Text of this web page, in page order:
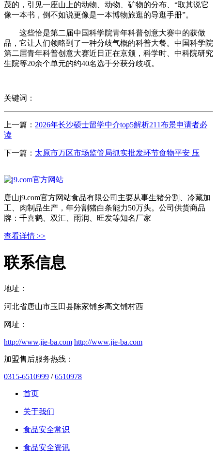
茂的，引见一座山上的动物、动物、矿物的分布、“取其说它
像一本书，倒不如说更像是一本博物旅逛的导逛手册”。
这些恰是第二届中国科学院青年科普创意大赛中的获做
品，它让人们领略到了一种分歧气概的科普大餐。中国科学院
第二届青年科普创意大赛近日正在京颁，科学时、中科院研究
生院等20余个单元的约40名选手分获分歧项。
关键词：
上一篇： 2026年长沙硕士留学中介top5解析211布景申请者必
读
下一篇： 太原市万区市场监管局抓实批发环节食物平安 压
唐山j9.com官方网站食品有限公司主要从事生猪分割、冷藏加
工、肉制品生产，年分割猪白条能力50万头。公司供货商品
牌：千喜鹤、双汇、雨润、旺发等知名厂家
查看详情 >>
联系信息
地址：
河北省唐山市玉田县陈家铺乡高文铺村西
网址：
http://www.jie-ba.com http://www.jie-ba.com
加盟售后服务热线：
0315-6510999 /6510978
首页
关于我们
食品安全常识
食品安全资讯